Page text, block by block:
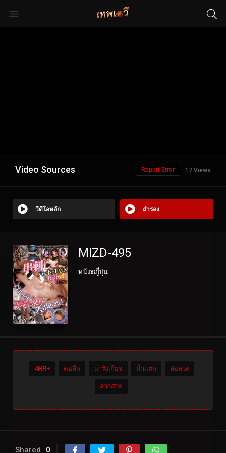
Video Sources 17 Views
Report Error
วีดีโอหลัก สำรอง
MIZD-495
หนังxญี่ปุ่น
4HR+ คอลึก น่ารังเกียจ น้ำแตก ล่อลวง
สาวสวย
Shared 0